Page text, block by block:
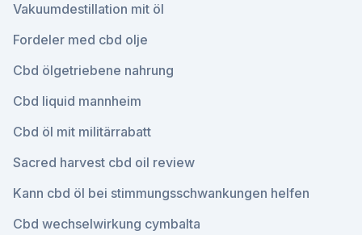
Vakuumdestillation mit öl
Fordeler med cbd olje
Cbd ölgetriebene nahrung
Cbd liquid mannheim
Cbd öl mit militärrabatt
Sacred harvest cbd oil review
Kann cbd öl bei stimmungsschwankungen helfen
Cbd wechselwirkung cymbalta